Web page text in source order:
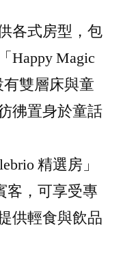
各式房型，包
Happy Magic
雙層床與童
彿置身於童話
精選房」
客，可享受專
供輕食與飲品